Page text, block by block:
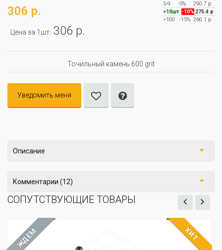
306 р.
Цена за 1шт: 306 р.
5-9
-5%
290.7 р
>10шт -10% 275.4 р
>100
-15% 260.1 р
Точильный камень 600 grit
Уведомить меня
Описание
Комментарии (12)
СОПУТСТВУЮЩИЕ ТОВАРЫ
ЖДЁМ ХИТ